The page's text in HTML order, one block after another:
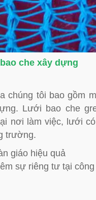
che xây dựng
chúng tôi bao gồm
Lưới bao che
nơi làm việc, lưới
trường.
giáo hiệu quả
sự riêng tư tại